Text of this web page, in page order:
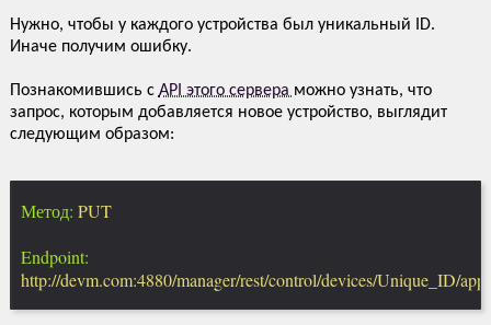
Нужно, чтобы у каждого устройства был уникальный ID.
Иначе получим ошибку.
Познакомившись с API этого сервера можно узнать, что
запрос, которым добавляется новое устройство, выглядит
следующим образом:
Метод: PUT
Endpoint:
http://devm.com:4880/manager/rest/control/devices/Unique_ID/